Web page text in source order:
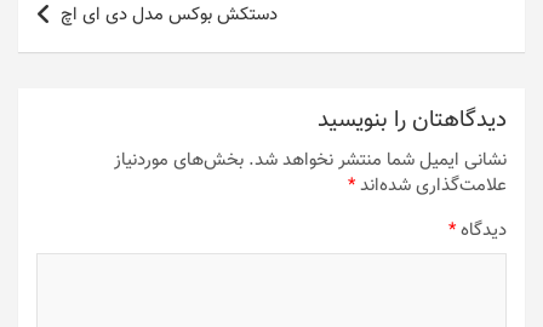
دستکش بوکس مدل دی ای اچ
دیدگاهتان را بنویسید
نشانی ایمیل شما منتشر نخواهد شد. بخش‌های موردنیاز
علامت‌گذاری شده‌اند*
دیدگاه*